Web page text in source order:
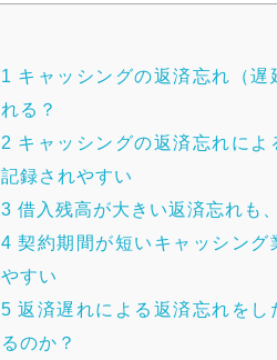
1 キャッシングの返済忘れ（
れる？
2 キャッシングの返済忘れによ
記録されやすい
3 借入残高が大きい返済忘れも
4 契約期間が短いキャッシン
やすい
5 返済遅れによる返済忘れを
るのか？